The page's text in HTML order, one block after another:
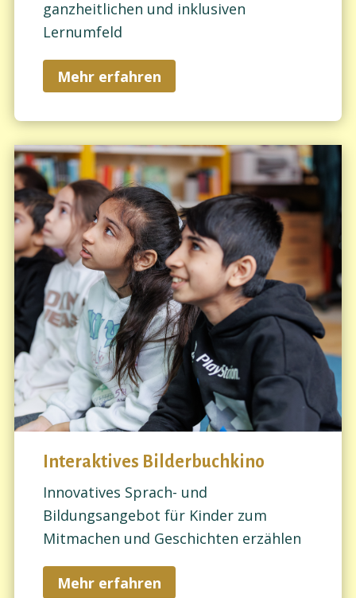
ganzheitlichen und inklusiven
Lernumfeld
Mehr erfahren
Interaktives Bilderbuchkino
Innovatives Sprach- und
Bildungsangebot für Kinder zum
Mitmachen und Geschichten erzählen
Mehr erfahren